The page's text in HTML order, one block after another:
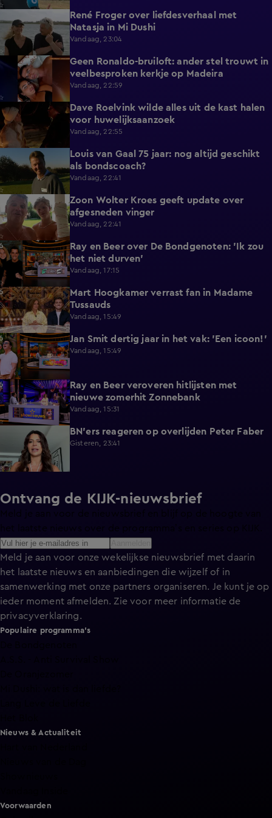
René Froger over liefdesverhaal met
Natasja in Mi Dushi
Vandaag, 23:04
1:01
Geen Ronaldo-bruiloft: ander stel trouwt in
veelbesproken kerkje op Madeira
Vandaag, 22:59
1:37
Dave Roelvink wilde alles uit de kast halen
voor huwelijksaanzoek
Vandaag, 22:55
1:16
Louis van Gaal 75 jaar: nog altijd geschikt
als bondscoach?
Vandaag, 22:41
0:59
Zoon Wolter Kroes geeft update over
afgesneden vinger
Vandaag, 22:41
1:45
Ray en Beer over De Bondgenoten: 'Ik zou
het niet durven'
Vandaag, 17:15
1:59
Mart Hoogkamer verrast fan in Madame
Tussauds
Vandaag, 15:49
7:33 Jan Smit dertig jaar in het vak: 'Een icoon!'
Vandaag, 15:49
4:47
Ray en Beer veroveren hitlijsten met
nieuwe zomerhit Zonnebank
Vandaag, 15:31
BN'ers reageren op overlijden Peter Faber
Gisteren, 23:41
Ontvang de KIJK-nieuwsbrief
Meld je aan voor de nieuwsbrief en blijf op de hoogte van
Meld je aan voor onze wekelijkse nieuwsbrief met daarin
het laatste nieuws en aanbiedingen die wijzelf of in
samenwerking met onze partners organiseren. Je kunt je op
ieder moment afmelden. Zie voor meer informatie de
privacyverklaring.
Populaire programma's
Nieuws & Actualiteit
Voorwaarden